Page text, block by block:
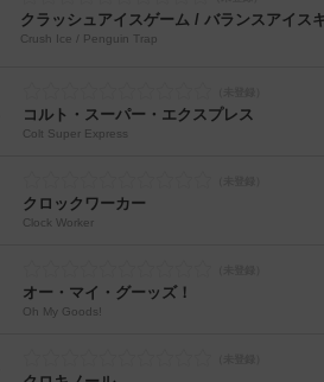
Crush Ice / Penguin Trap
コルト・スーパー・エクスプレス
Colt Super Express
クロックワーカー
Clock Worker
オー・マイ・グーッズ！
Oh My Goods!